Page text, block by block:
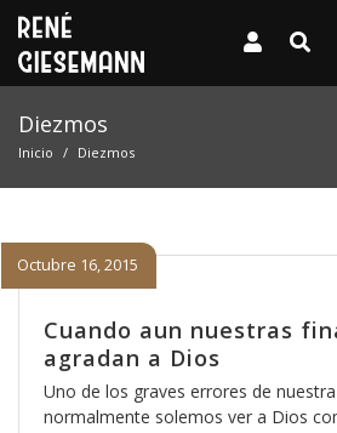
Diezmos
Inicio Diezmos
Cuando aun nuestras
agradan a Dios
Octubre 16, 2015
Uno de los graves errores de
normalmente solemos ver a Dios